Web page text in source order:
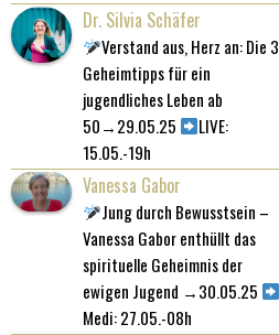
Dr. Silvia Schäfer
Verstand aus, Herz an: Die 3
Geheimtipps für ein
jugendliches Leben ab
50→29.05.25
LIVE:
15.05.-19h
Vanessa Gabor
Jung durch Bewusstsein –
Vanessa Gabor enthüllt das
spirituelle Geheimnis der
ewigen Jugend →30.05.25
Medi: 27.05.-08h